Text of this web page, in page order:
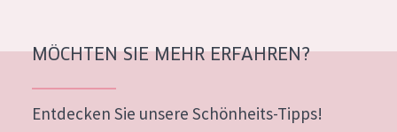
Mischhaut und fettige Haut
Reife Haut
Der Sonne ausgesetzte Haut
MÖCHTEN SIE MEHR ERFAHREN?
Entdecken Sie unsere Schönheits-Tipps!